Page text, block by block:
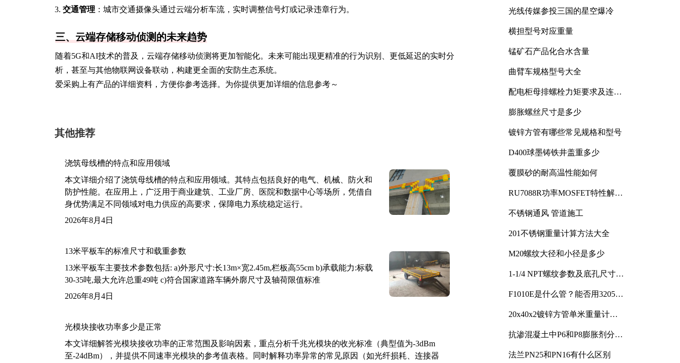
交通管理 ：城市交通摄像头通过云端分析车流，实时调整信号灯或记录违章行为。
三、云端存储移动侦测的未来趋势
随着5G和AI技术的普及，云端存储移动侦测将更加智能化。未来可能出现更精准的行为识别、更低延迟的实时分
析，甚至与其他物联网设备联动，构建更全面的安防生态系统。
爱采购上有产品的详细资料，方便你参考选择。为你提供更加详细的信息参考～
其他推荐
浇筑母线槽的特点和应用领域
本文详细介绍了浇筑母线槽的特点和应用领域。其特点包括良好的电气、机械、防火和
防护性能。在应用上，广泛用于商业建筑、工业厂房、医院和数据中心等场所，凭借自
身优势满足不同领域对电力供应的高要求，保障电力系统稳定运行。
2026年8月4日
13米平板车的标准尺寸和载重参数
13米平板车主要技术参数包括: a)外形尺寸:长13m×宽2.45m,栏板高55cm b)承载能力:标载
30-35吨,最大允许总重49吨 c)符合国家道路车辆外廓尺寸及轴荷限值标准
2026年8月4日
光模块接收功率多少是正常
本文详细解答光模块接收功率的正常范围及影响因素，重点分析千兆光模块的收光标准（典型值为-3dBm
至-24dBm），并提供不同速率光模块的参考值表格。同时解释功率异常的常见原因（如光纤损耗、连接器
光线传媒参投三国的星空爆冷
横担型号对应重量
锰矿石产品化合水含量
曲臂车规格型号大全
配电柜母排螺栓力矩要求及连接
膨胀螺丝尺寸是多少
镀锌方管有哪些常见规格和型号
D400球墨铸铁井盖重多少
覆膜砂的耐高温性能如何
RU7088R功率MOSFET特性解析
不锈钢通风 管道施工
201不锈钢重量计算方法大全
M20螺纹大径和小径是多少
1-1/4 NPT螺纹参数及底孔尺寸详
F1010E是什么管？能否用3205或
20x40x2镀锌方管单米重量计算
抗渗混凝土中P6和P8膨胀剂分别
法兰PN25和PN16有什么区别